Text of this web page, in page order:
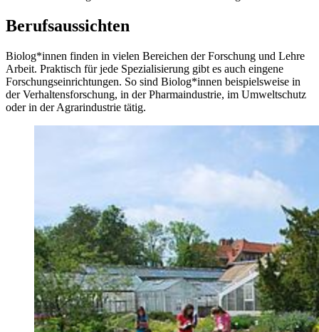
Berufsaussichten
Biolog*innen finden in vielen Bereichen der Forschung und Lehre
Arbeit. Praktisch für jede Spezialisierung gibt es auch eingene
Forschungseinrichtungen. So sind Biolog*innen beispielsweise in
der Verhaltensforschung, in der Pharmaindustrie, im Umweltschutz
oder in der Agrarindustrie tätig.